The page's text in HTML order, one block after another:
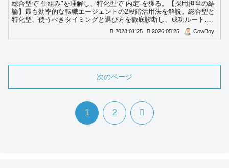
総合型で"仕組み"を理解し、特化型で"内定"を獲る。【採用担当の結
論】最も効率的な転職エージェントの2段階活用法を解説。総合型と
特化型、使うべきタイミングと選び方を徹底診断し、成功ルートを
2023.01.25 2026.05.25 CowBoy
次のページ
1 2 次